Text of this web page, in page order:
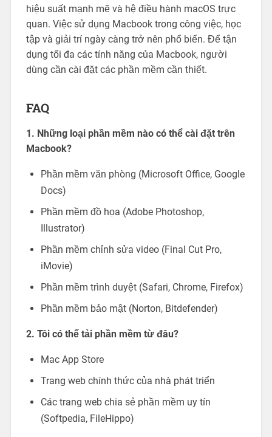
hiệu suất mạnh mẽ và hệ điều hành macOS trực
quan. Việc sử dụng Macbook trong công việc, học
tập và giải trí ngày càng trở nên phổ biến. Để tận
dụng tối đa các tính năng của Macbook, người
dùng cần cài đặt các phần mềm cần thiết.
FAQ
1. Những loại phần mềm nào có thể cài đặt trên
Macbook?
Phần mềm văn phòng (Microsoft Office, Google
Docs)
Phần mềm đồ họa (Adobe Photoshop,
Illustrator)
Phần mềm chỉnh sửa video (Final Cut Pro,
iMovie)
Phần mềm trình duyệt (Safari, Chrome, Firefox)
Phần mềm bảo mật (Norton, Bitdefender)
2. Tôi có thể tải phần mềm từ đâu?
Mac App Store
Trang web chính thức của nhà phát triển
Các trang web chia sẻ phần mềm uy tín
(Softpedia, FileHippo)